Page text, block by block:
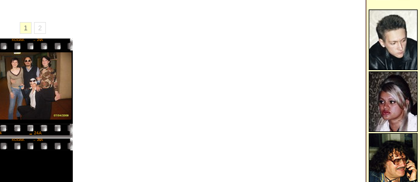
1 2
KODAK → 24A
→ 24A
KODAK → 28A